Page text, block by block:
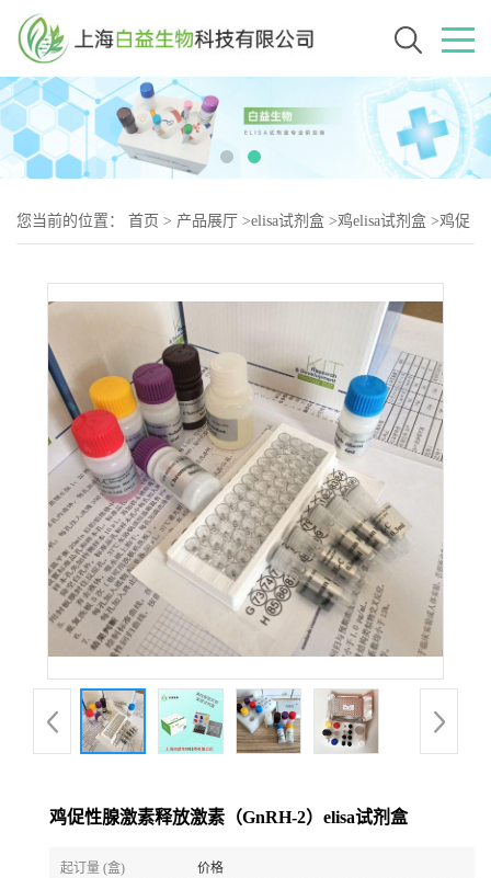
您当前的位置： 首页 > 产品展厅 >elisa试剂盒 >鸡elisa试剂盒 >鸡促
鸡促性腺激素释放激素（GnRH-2）elisa试剂盒
起订量 (盒) 价格